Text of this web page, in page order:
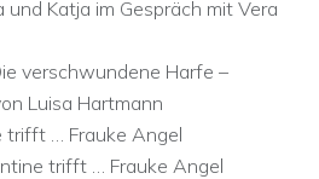
und Katja im Gespräch mit Vera
verschwundene Harfe –
Luisa Hartmann
trifft … Frauke Angel
trifft … Frauke Angel